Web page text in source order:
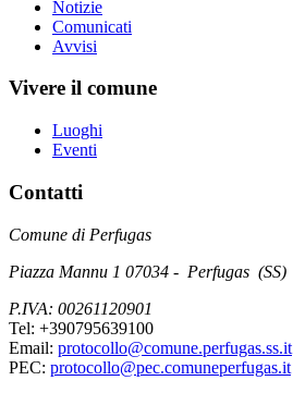
Notizie
Comunicati
Avvisi
Vivere il comune
Luoghi
Eventi
Contatti
Comune di Perfugas
Piazza Mannu 1 07034 - Perfugas (SS)
P.IVA: 00261120901
Tel: +390795639100
Email: protocollo@comune.perfugas.ss.it
PEC: protocollo@pec.comuneperfugas.it